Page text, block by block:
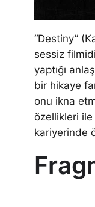
“Destiny”
sessiz
yaptığı
bir hikaye
onu ikna
özellikleri ile
kariyerinde